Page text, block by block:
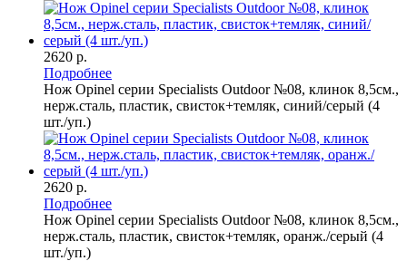
2620 р.
Подробнее
Нож Opinel серии Specialists Outdoor №08, клинок 8,5см.,
нерж.сталь, пластик, свисток+темляк, синий/серый (4
шт./уп.)
2620 р.
Подробнее
Нож Opinel серии Specialists Outdoor №08, клинок 8,5см.,
нерж.сталь, пластик, свисток+темляк, оранж./серый (4
шт./уп.)